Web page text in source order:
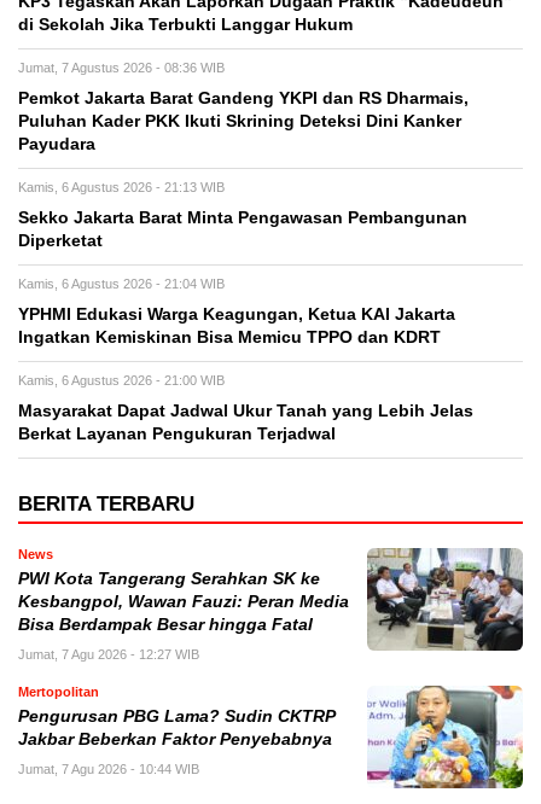
di Sekolah Jika Terbukti Langgar Hukum
Jumat, 7 Agustus 2026 - 08:36 WIB
Pemkot Jakarta Barat Gandeng YKPI dan RS Dharmais,
Puluhan Kader PKK Ikuti Skrining Deteksi Dini Kanker
Payudara
Kamis, 6 Agustus 2026 - 21:13 WIB
Sekko Jakarta Barat Minta Pengawasan Pembangunan
Diperketat
Kamis, 6 Agustus 2026 - 21:04 WIB
YPHMI Edukasi Warga Keagungan, Ketua KAI Jakarta
Ingatkan Kemiskinan Bisa Memicu TPPO dan KDRT
Kamis, 6 Agustus 2026 - 21:00 WIB
Masyarakat Dapat Jadwal Ukur Tanah yang Lebih Jelas
Berkat Layanan Pengukuran Terjadwal
BERITA TERBARU
News
PWI Kota Tangerang Serahkan SK ke
Kesbangpol, Wawan Fauzi: Peran Media
Bisa Berdampak Besar hingga Fatal
Jumat, 7 Agu 2026 - 12:27 WIB
Mertopolitan
Pengurusan PBG Lama? Sudin CKTRP
Jakbar Beberkan Faktor Penyebabnya
Jumat, 7 Agu 2026 - 10:44 WIB